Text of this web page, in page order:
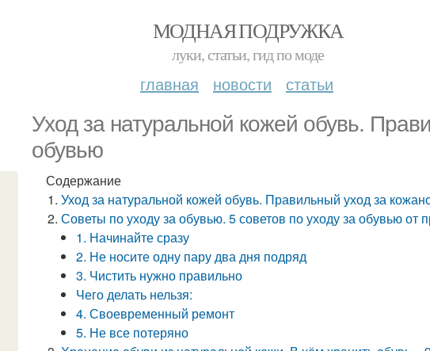
МОДНАЯ ПОДРУЖКА
луки, статьи, гид по моде
главная новости статьи
Уход за натуральной кожей обувь.
обувью
Содержание
Уход за натуральной кожей обувь. Правильный уход за
Советы по уходу за обувью. 5 советов по уходу за обувью от
1. Начинайте сразу
2. Не носите одну пару два дня подряд
3. Чистить нужно правильно
Чего делать нельзя:
4. Своевременный ремонт
5. Не все потеряно